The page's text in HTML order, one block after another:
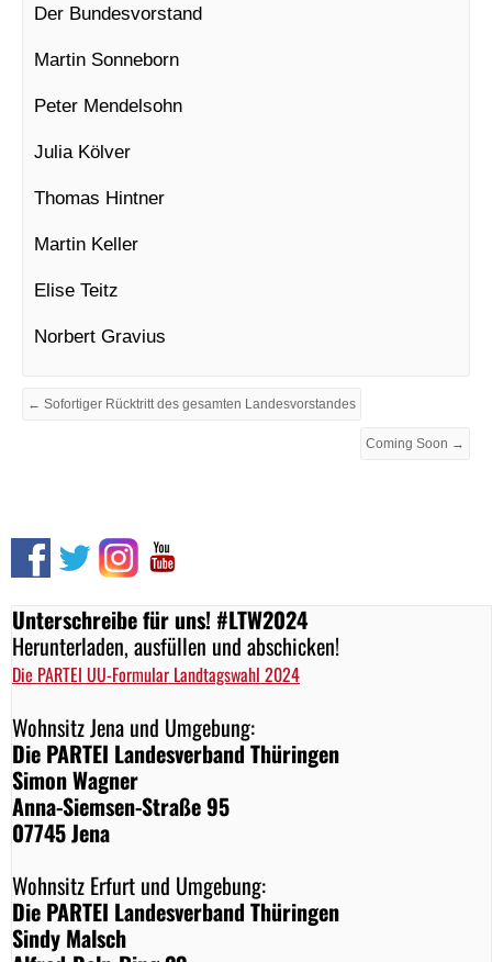
Unterschreibe für uns! #LTW2024
Herunterladen, ausfüllen und abschicken!
Die PARTEI UU-Formular Landtagswahl 2024
Wohnsitz Jena und Umgebung:
Die PARTEI Landesverband Thüringen
Simon Wagner
Anna-Siemsen-Straße 95
07745 Jena
Wohnsitz Erfurt und Umgebung:
Die PARTEI Landesverband Thüringen
Sindy Malsch
Der Bundesvorstand
Martin Sonneborn
Peter Mendelsohn
Julia Kölver
Thomas Hintner
Martin Keller
Elise Teitz
Norbert Gravius
← Sofortiger Rücktritt des gesamten Landesvorstandes
Coming Soon →